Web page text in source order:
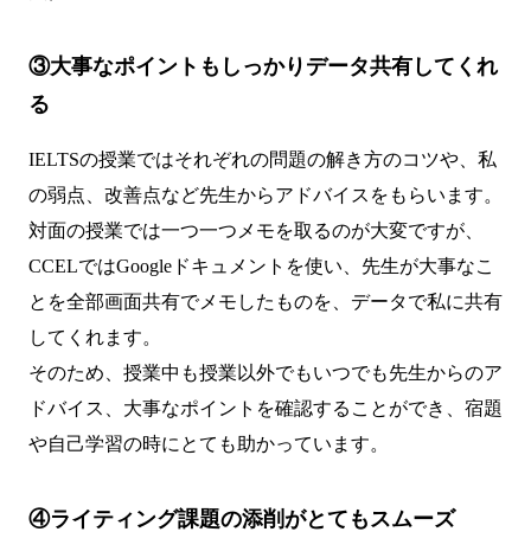
③大事なポイントもしっかりデータ共有してくれ
る
IELTSの授業ではそれぞれの問題の解き方のコツや、私
の弱点、改善点など先生からアドバイスをもらいます。
対面の授業では一つ一つメモを取るのが大変ですが、
CCELではGoogleドキュメントを使い、先生が大事なこ
とを全部画面共有でメモしたものを、データで私に共有
してくれます。
そのため、授業中も授業以外でもいつでも先生からのア
ドバイス、大事なポイントを確認することができ、宿題
や自己学習の時にとても助かっています。
④ライティング課題の添削がとてもスムーズ